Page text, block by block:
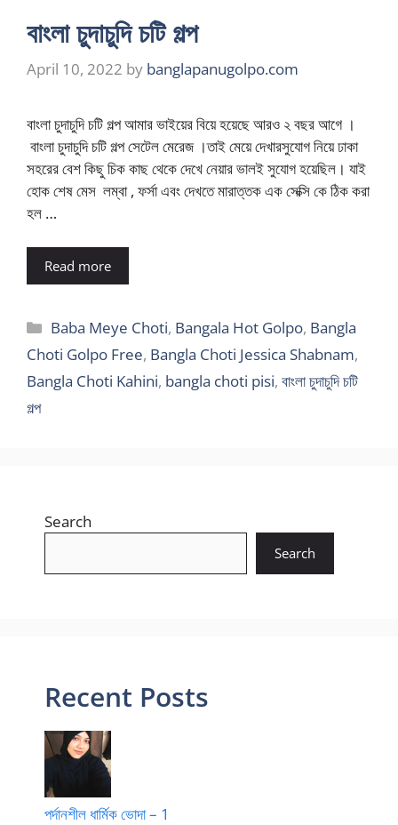
বাংলা চুদাচুদি চটি গল্প
April 10, 2022 by banglapanugolpo.com
বাংলা চুদাচুদি চটি গল্প আমার ভাইয়ের বিয়ে হয়েছে আরও ২ বছর আগে ।
বাংলা চুদাচুদি চটি গল্প সেটেল মেরেজ ।তাই মেয়ে দেখারসুযোগ নিয়ে ঢাকা
সহরের বেশ কিছু চিক কাছ থেকে দেখে নেয়ার ভালই সুযোগ হয়েছিল। যাই
হোক শেষ মেস লম্বা , ফর্সা এবং দেখতে মারাত্তক এক সেক্সি কে ঠিক করা
হল …
Read more
Categories
Baba Meye Choti, Bangala Hot Golpo, Bangla
Choti Golpo Free, Bangla Choti Jessica Shabnam,
Bangla Choti Kahini, bangla choti pisi, বাংলা চুদাচুদি চটি
গল্প
Search
Search
Recent Posts
পর্দানশীল ধার্মিক ভোদা – 1